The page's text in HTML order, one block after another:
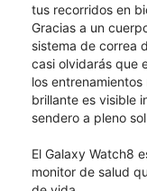
tus recorridos en
Gracias a un
sistema de correa
casi olvidarás que
los
brillante es visible
sendero a pleno
El Galaxy Watch8
monitor de salud